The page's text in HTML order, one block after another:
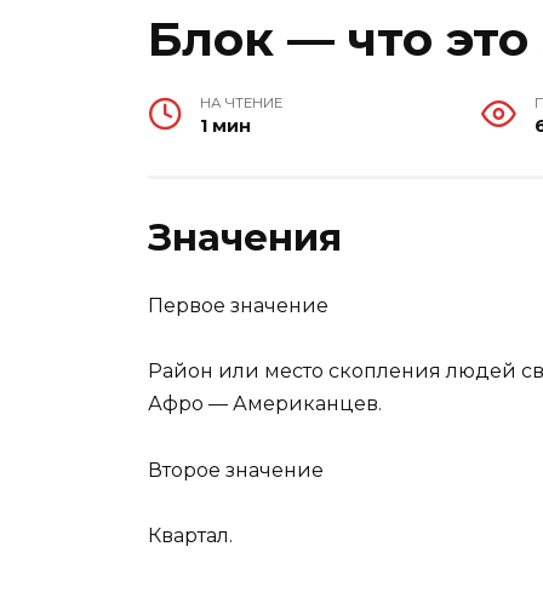
Блок — что это
НА ЧТЕНИЕ
1 мин
Значения
Первое значение
Район или место скопления людей
Афро — Американцев.
Второе значение
Квартал.